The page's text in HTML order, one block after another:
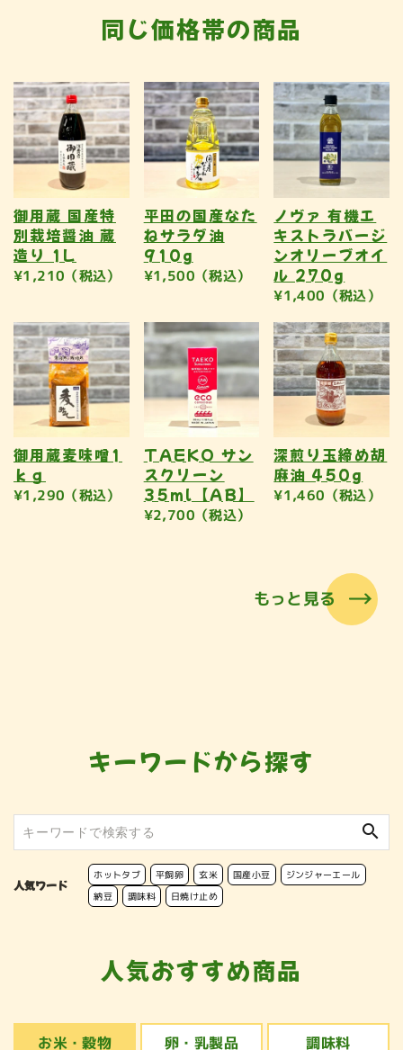
同じ価格帯の商品
御用蔵 国産特
別栽培醤油 蔵
造り 1L
¥1,210（税込）
平田の国産なた
ねサラダ油
910g
¥1,500（税込）
ノヴァ 有機エ
キストラバージ
ンオリーブオイ
ル 270g
¥1,400（税込）
御用蔵麦味噌1
ｋｇ
¥1,290（税込）
TAEKO サン
スクリーン
35ml【AB】
¥2,700（税込）
深煎り玉締め胡
麻油 450g
¥1,460（税込）
もっと見る
キーワードから探す
search
人気ワード
ホットタブ 平飼卵 玄米 国産小豆
ジンジャーエール
納豆
調味料 日焼け止め
人気おすすめ商品
お米・穀物 卵・乳製品 調味料